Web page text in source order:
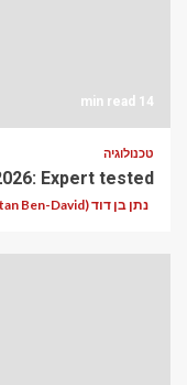
14 min read
טכנולוגיה
Expert tested
נתן בן דוד (Natan Ben-David)